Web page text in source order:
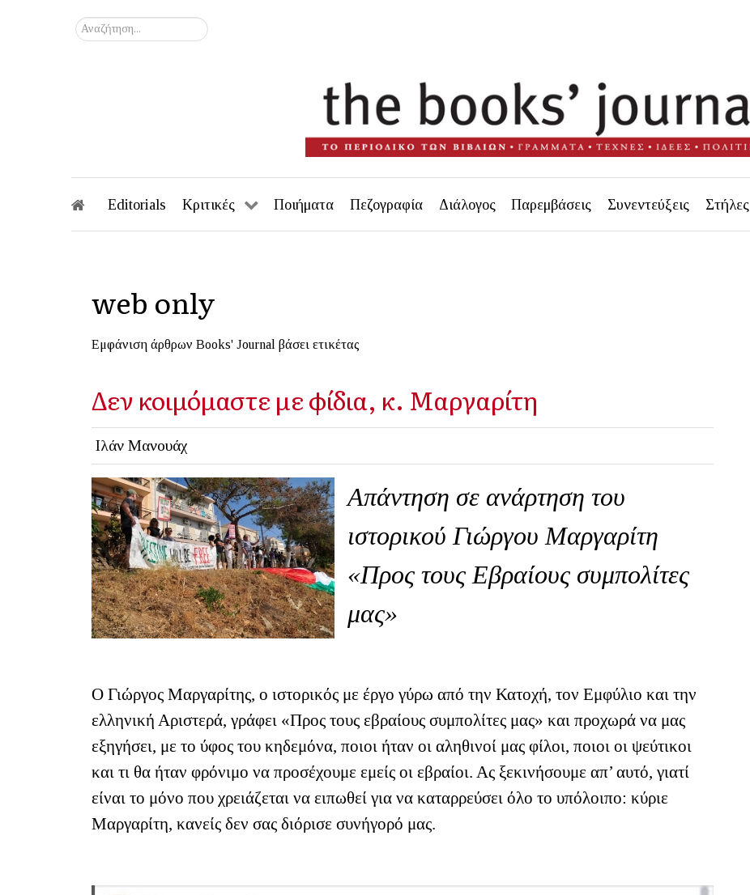
Αναζήτηση...
Editorials Κριτικές Ποιήματα Πεζογραφία Διάλογος Παρεμβάσεις Συνεντεύξεις Στήλες
web only
Εμφάνιση άρθρων Books' Journal βάσει ετικέτας
Δεν κοιμόμαστε με φίδια, κ. Μαργαρίτη
Ιλάν Μανουάχ
Απάντηση σε ανάρτηση του
ιστορικού Γιώργου Μαργαρίτη
«Προς τους Εβραίους συμπολίτες
μας»
Ο Γιώργος Μαργαρίτης, ο ιστορικός με έργο γύρω από την Κατοχή, τον Εμφύλιο και την
ελληνική Αριστερά, γράφει «Προς τους εβραίους συμπολίτες μας» και προχωρά να μας
εξηγήσει, με το ύφος του κηδεμόνα, ποιοι ήταν οι αληθινοί μας φίλοι, ποιοι οι ψεύτικοι
και τι θα ήταν φρόνιμο να προσέχουμε εμείς οι εβραίοι. Ας ξεκινήσουμε απ’ αυτό, γιατί
είναι το μόνο που χρειάζεται να ειπωθεί για να καταρρεύσει όλο το υπόλοιπο: κύριε
Μαργαρίτη, κανείς δεν σας διόρισε συνήγορό μας.